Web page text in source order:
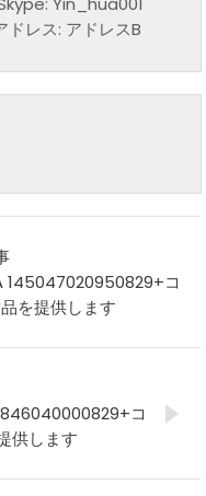
ドレス: アドレスB
145047020950829+コ
を提供します
コ
供します